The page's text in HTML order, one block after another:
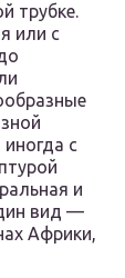
трубке.
или с
с
и
вид —
Африки,